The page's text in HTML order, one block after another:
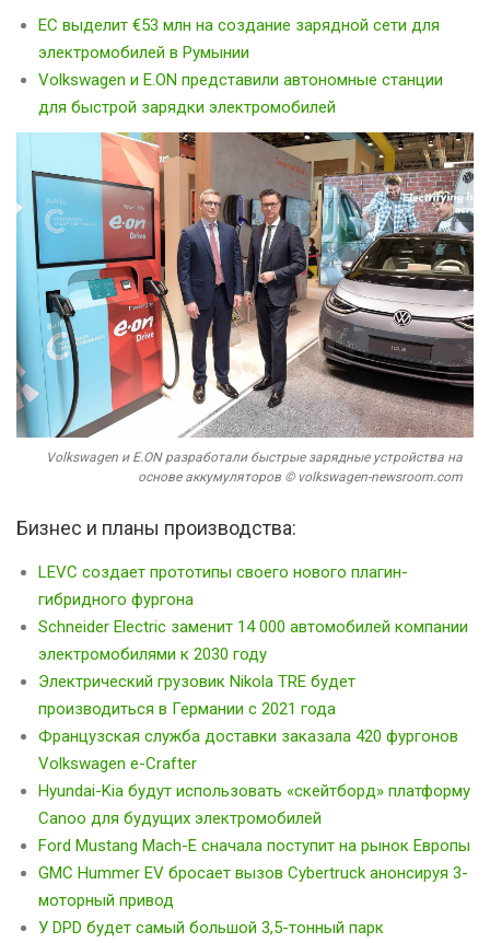
ЕС выделит €53 млн на создание зарядной сети для
электромобилей в Румынии
Volkswagen и E.ON представили автономные станции
для быстрой зарядки электромобилей
Volkswagen и E.ON разработали быстрые зарядные устройства на
основе аккумуляторов © volkswagen-newsroom.com
Бизнес и планы производства:
LEVC создает прототипы своего нового плагин-
гибридного фургона
Schneider Electric заменит 14 000 автомобилей компании
электромобилями к 2030 году
Электрический грузовик Nikola TRE будет
производиться в Германии с 2021 года
Французская служба доставки заказала 420 фургонов
Volkswagen e-Crafter
Hyundai-Kia будут использовать «скейтборд» платформу
Canoo для будущих электромобилей
Ford Mustang Mach-E сначала поступит на рынок Европы
GMC Hummer EV бросает вызов Cybertruck анонсируя 3-
моторный привод
У DPD будет самый большой 3,5-тонный парк